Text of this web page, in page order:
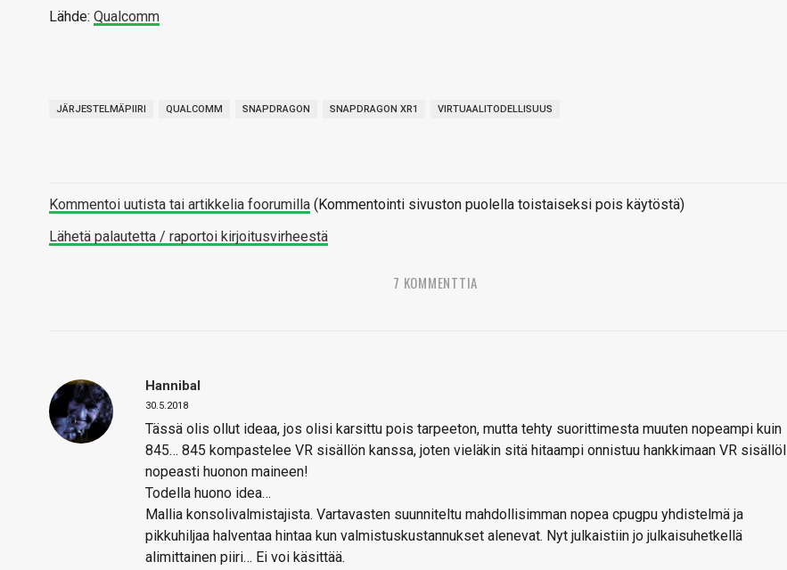
Lähde: Qualcomm
JÄRJESTELMÄPIIRI QUALCOMM SNAPDRAGON SNAPDRAGON XR1 VIRTUAALITODELLISUUS
Kommentoi uutista tai artikkelia foorumilla (Kommentointi sivuston puolella toistaiseksi pois käytöstä)
Lähetä palautetta / raportoi kirjoitusvirheestä
7 KOMMENTTIA
Hannibal
30.5.2018
Tässä olis ollut ideaa, jos olisi karsittu pois tarpeeton, mutta tehty suorittimesta muuten nopeampi kuin
845… 845 kompastelee VR sisällön kanssa, joten vieläkin sitä hitaampi onnistuu hankkimaan VR
nopeasti huonon maineen!
Todella huono idea…
Mallia konsolivalmistajista. Vartavasten suunniteltu mahdollisimman nopea cpugpu yhdistelmä ja
pikkuhiljaa halventaa hintaa kun valmistuskustannukset alenevat. Nyt julkaistiin jo julkaisuhetkellä
alimittainen piiri… Ei voi käsittää.